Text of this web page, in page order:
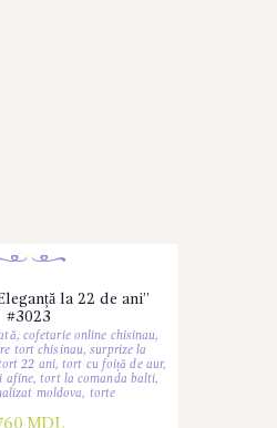
la 22 de ani”
#3023
, cofetarie online chisinau,
tort chisinau,surprize la
22 ani,tort cu foiță de aur,
afine,tort la comanda balti,
moldova, torte